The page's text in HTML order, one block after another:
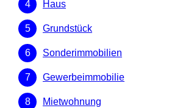
Haus
Grundstück
Sonderimmobilien
Gewerbeimmobilie
Mietwohnung